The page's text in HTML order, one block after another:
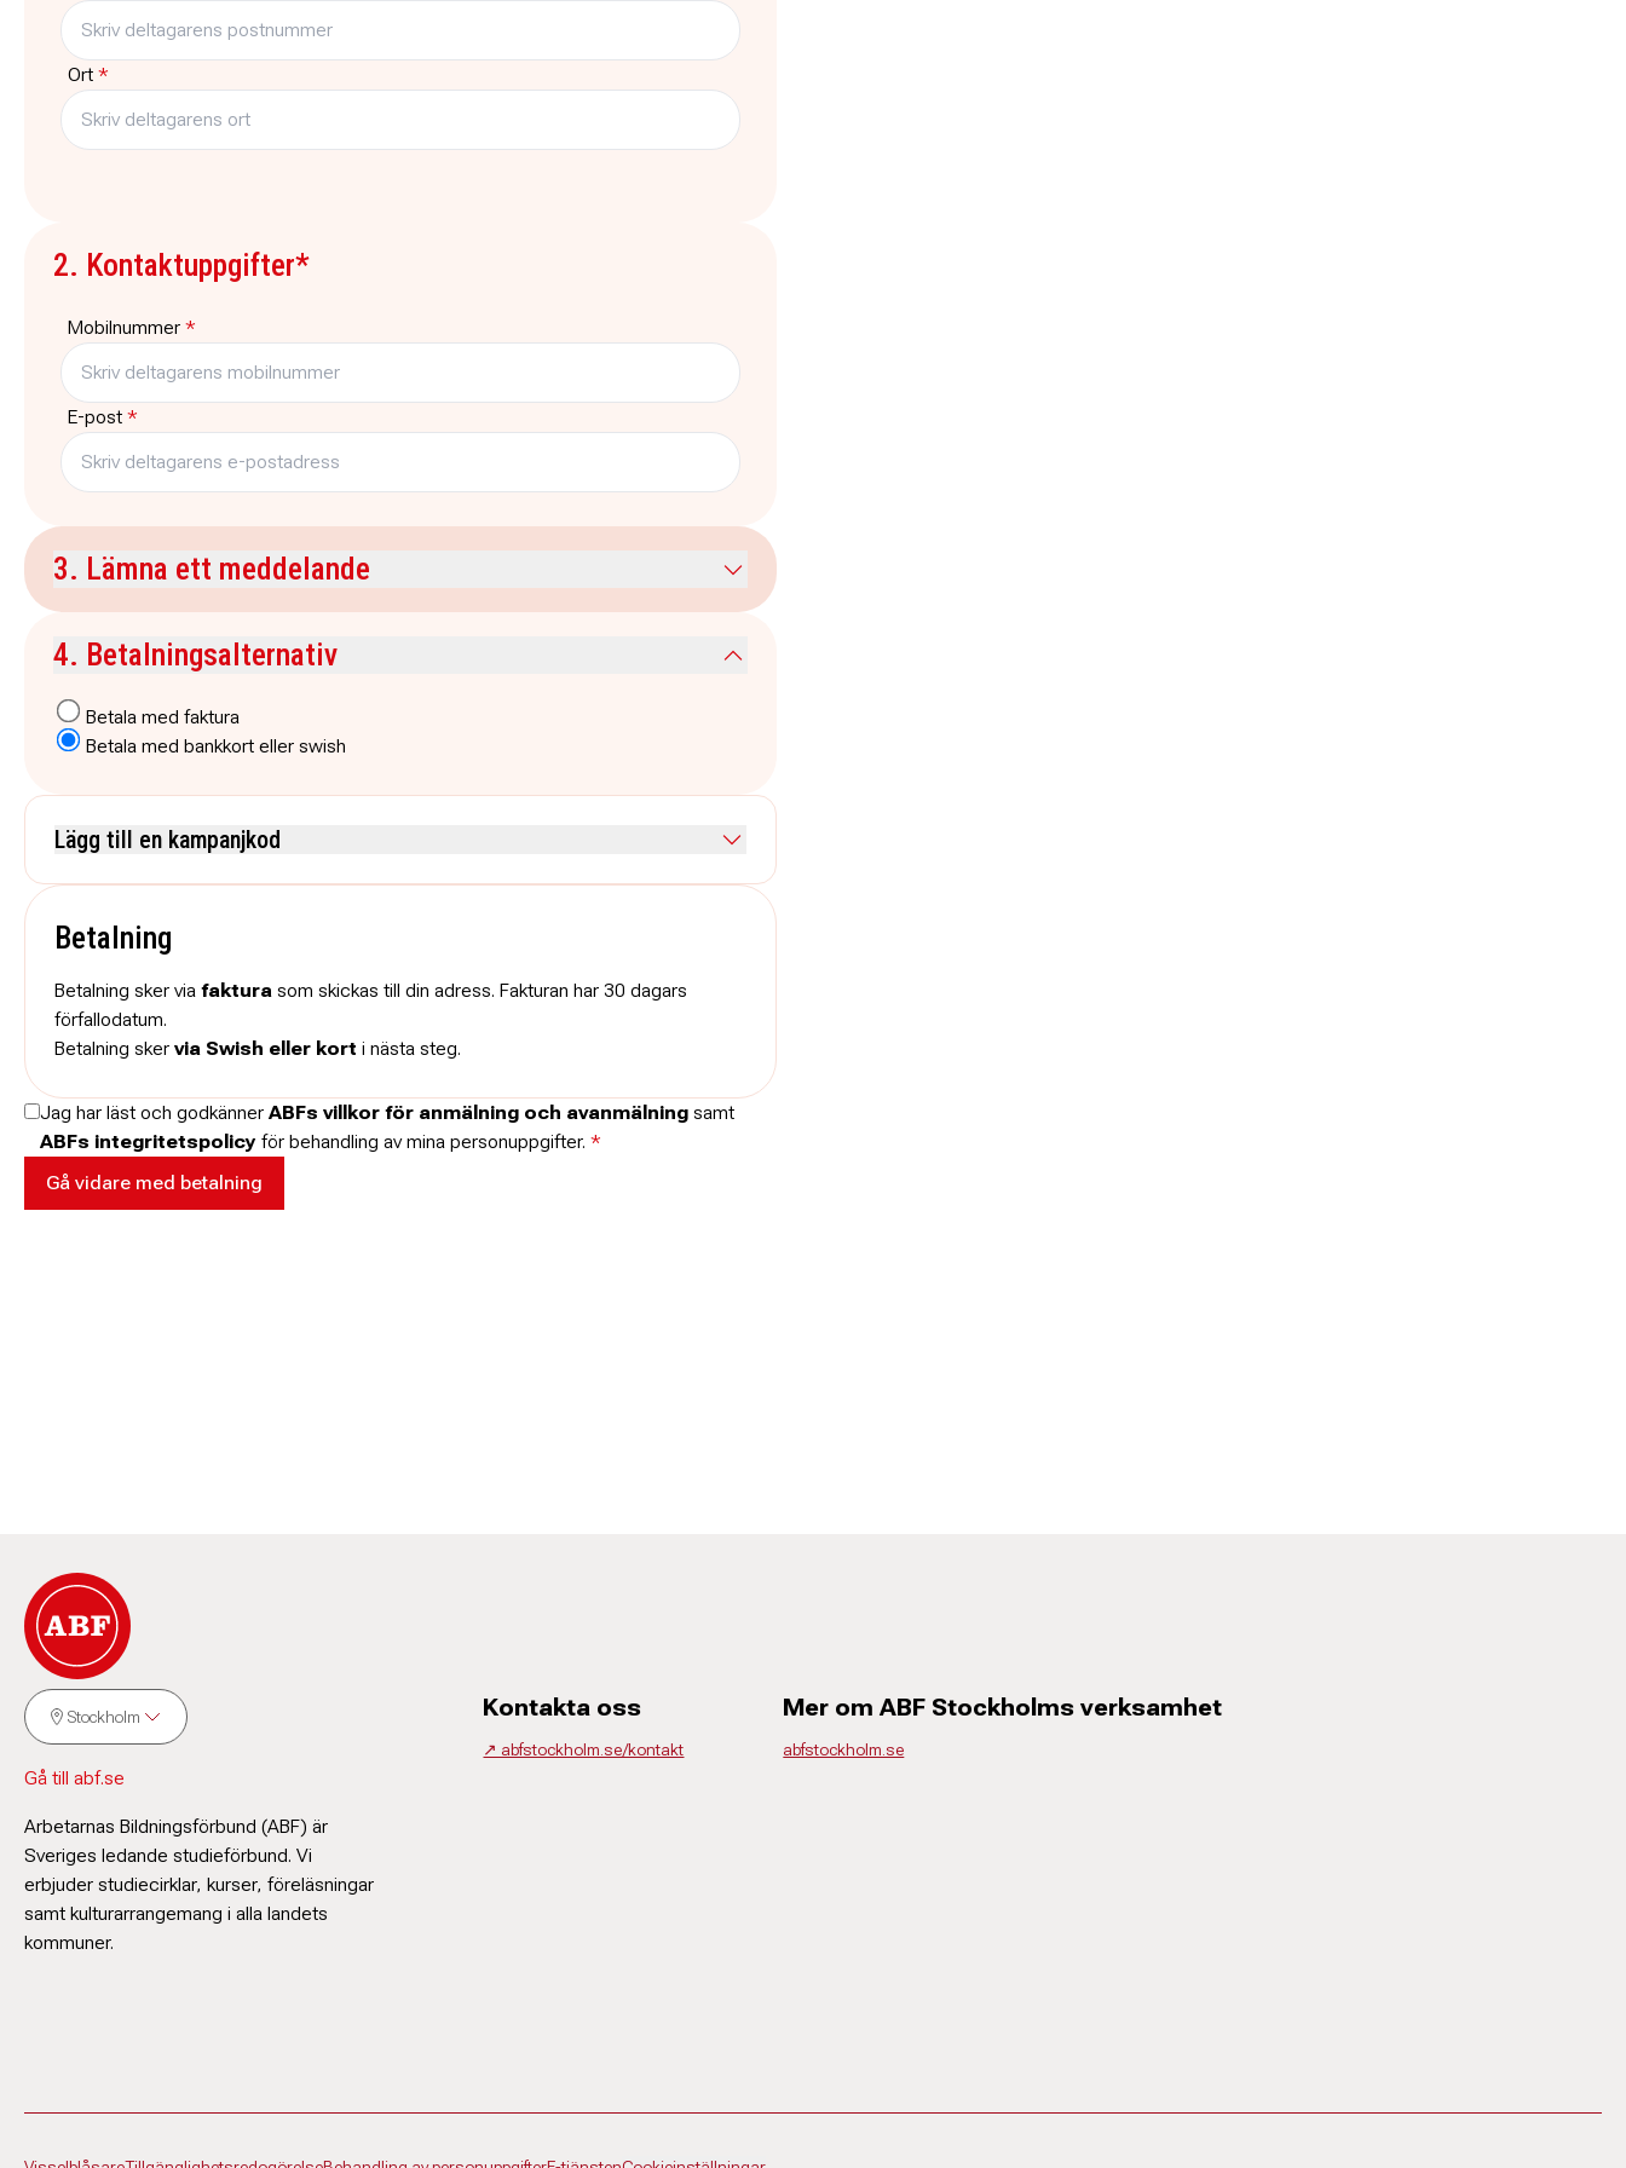
Ort *
2. Kontaktuppgifter*
Mobilnummer *
E-post *
3. Lämna ett meddelande
4. Betalningsalternativ
Betala med faktura
Betala med bankkort eller swish
Lägg till en kampanjkod
Betalning
Betalning sker via faktura som skickas till din adress. Fakturan har 30 dagars
förfallodatum.
Betalning sker via Swish eller kort i nästa steg.
Jag har läst och godkänner ABFs villkor för anmälning och avanmälning samt
ABFs integritetspolicy för behandling av mina personuppgifter. *
Stockholm
Gå till abf.se
Arbetarnas Bildningsförbund (ABF) är
Sveriges ledande studieförbund. Vi
erbjuder studiecirklar, kurser, föreläsningar
samt kulturarrangemang i alla landets
kommuner.
Kontakta oss
↗️ abfstockholm.se/kontakt
Mer om ABF Stockholms verksamhet
abfstockholm.se